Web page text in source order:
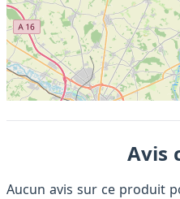
Avis
Aucun avis sur ce produit